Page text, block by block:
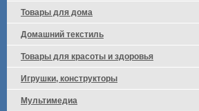
Товары для дома
Домашний текстиль
Товары для красоты и здоровья
Игрушки, конструкторы
Мультимедиа